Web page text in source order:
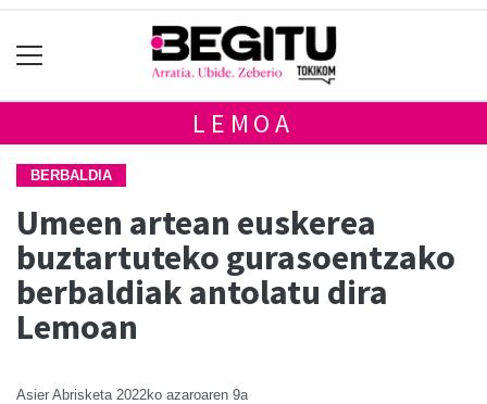
LEMOA
BERBALDIA
Umeen artean euskerea
buztartuteko gurasoentzako
berbaldiak antolatu dira
Lemoan
Asier Abrisketa 2022ko azaroaren 9a